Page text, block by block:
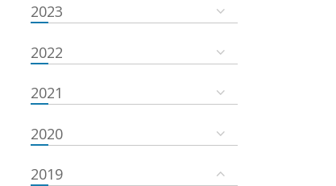
2023
2022
2021
2020
2019